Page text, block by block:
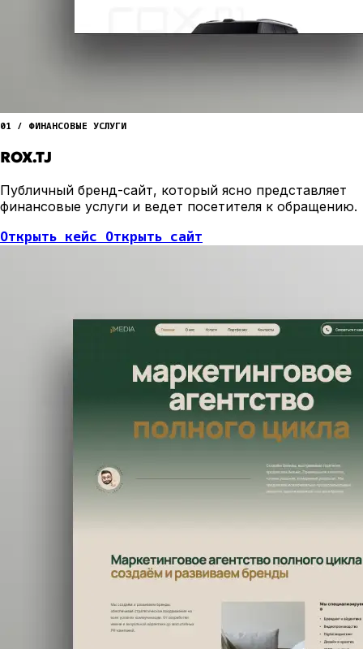
01 / ФИНАНСОВЫЕ УСЛУГИ
ROX.TJ
Публичный бренд-сайт, который ясно представляет
финансовые услуги и ведет посетителя к обращению.
Открыть кейс Открыть сайт